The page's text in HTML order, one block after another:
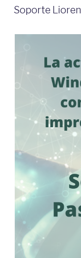
ON
Soporte Lioren